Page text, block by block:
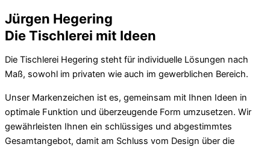
Jürgen Hegering
Die Tischlerei mit Ideen
Die Tischlerei Hegering steht für individuelle Lösungen nach
Maß, sowohl im privaten wie auch im gewerblichen Bereich.
Unser Markenzeichen ist es, gemeinsam mit Ihnen Ideen in
optimale Funktion und überzeugende Form umzusetzen. Wir
gewährleisten Ihnen ein schlüssiges und abgestimmtes
Gesamtangebot, damit am Schluss vom Design über die